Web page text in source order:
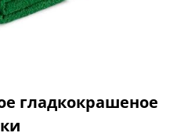
гладкокрашеное